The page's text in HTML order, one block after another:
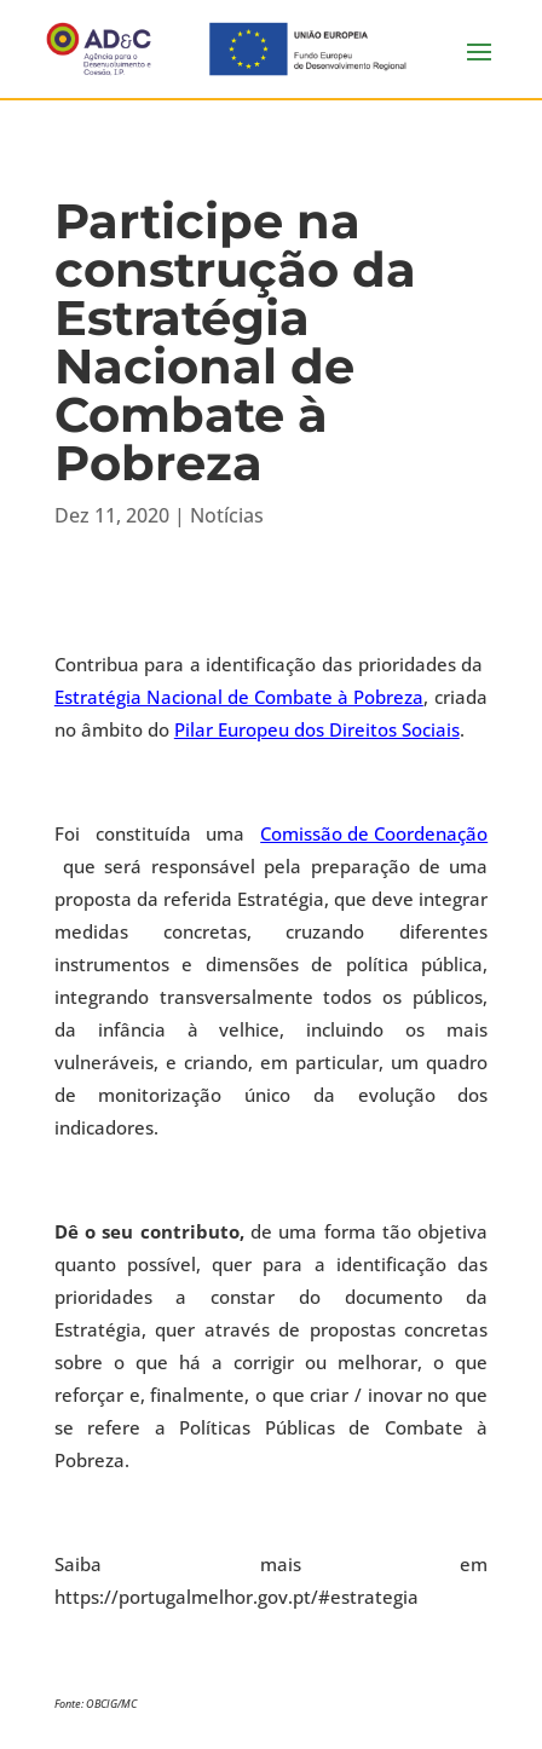
Participe na
construção da
Estratégia
Nacional de
Combate à
Pobreza
Dez 11, 2020| Notícias
Contribua para a identificação das prioridades da
Estratégia Nacional de Combate à Pobreza, criada
no âmbito do Pilar Europeu dos Direitos Sociais.
Foi constituída uma Comissão de Coordenação
que será responsável pela preparação de uma
proposta da referida Estratégia, que deve integrar
medidas concretas, cruzando diferentes
instrumentos e dimensões de política pública,
integrando transversalmente todos os públicos,
da infância à velhice, incluindo os mais
vulneráveis, e criando, em particular, um quadro
de monitorização único da evolução dos
indicadores.
Dê o seu contributo,de uma forma tão objetiva
quanto possível, quer para a identificação das
prioridades a constar do documento da
Estratégia, quer através de propostas concretas
sobre o que há a corrigir ou melhorar, o que
reforçar e, finalmente, o que criar / inovar no que
se refere a Políticas Públicas de Combate à
Pobreza.
Saiba mais em
https://portugalmelhor.gov.pt/#estrategia
Fonte: OBCIG/MC